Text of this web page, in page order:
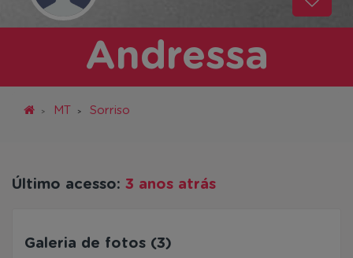
Andressa
MT Sorriso
Último acesso: 3 anos atrás
Galeria de fotos (3)